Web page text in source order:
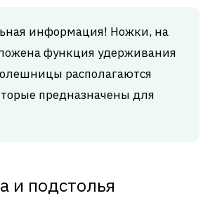
информация! Ножки, на
функция удерживания
располагаются
предназначены для
и подстолья